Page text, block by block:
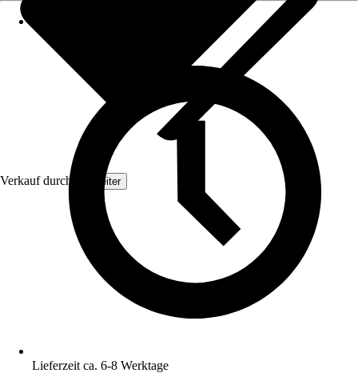
Verkauf durch: Topleiter
Lieferzeit ca. 6-8 Werktage